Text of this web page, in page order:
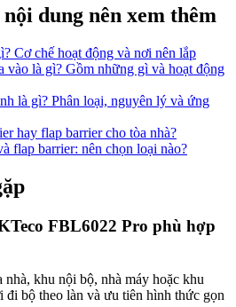
dung nên xem thêm
Cơ chế hoạt động và nơi nên lắp
vào là gì? Gồm những gì và hoạt động
là gì? Phân loại, nguyên lý và ứng
hay flap barrier cho tòa nhà?
flap barrier: nên chọn loại nào?
FBL6022 Pro phù hợp
khu nội bộ, nhà máy hoặc khu
đi bộ theo làn và ưu tiên hình thức gọn